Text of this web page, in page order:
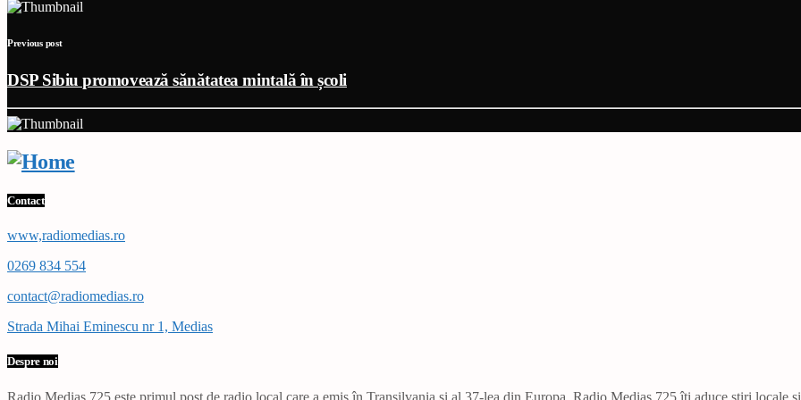
Previous post
DSP Sibiu promovează sănătatea mintală în școli
Contact
www,radiomedias.ro
0269 834 554
contact@radiomedias.ro
Strada Mihai Eminescu nr 1, Medias
Despre noi
Radio Mediaș 725 este primul post de radio local care a emis în Transilvania și al 37-lea din Europa. Radio Mediaș 725 îți aduce știri locale